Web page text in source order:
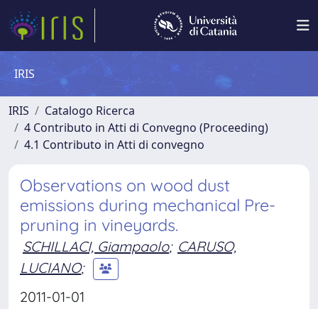
IRIS
IRIS
Catalogo Ricerca
4 Contributo in Atti di Convegno (Proceeding)
4.1 Contributo in Atti di convegno
Observations on wood dust
emissions during mechanical Pre-
pruning in vineyards.
SCHILLACI, Giampaolo; CARUSO,
LUCIANO;
2011-01-01